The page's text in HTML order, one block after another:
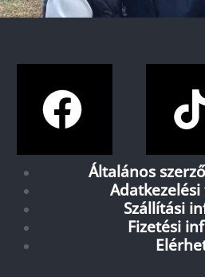
Általános
Szállítási
Fizetési